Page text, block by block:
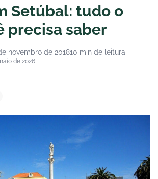
Setúbal: tudo o
precisa saber
novembro de 201810 min de leitura
de 2026